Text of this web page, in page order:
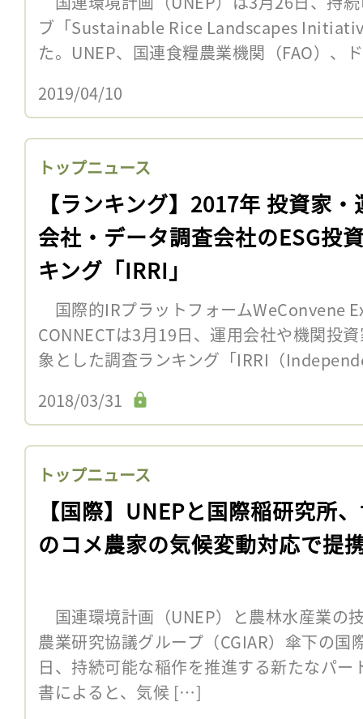
ブ「Sustainable Rice Landscapes
た。UNEP、国連食糧農業機関（FAO）、
2019/04/10
トップニュース
【ランキング】2017年 投資家・
会社・データ調査会社のESG投
キング「IRRI」
国際的IRプラットフォームWeConvene
CONNECTは3月19日、運用会社や機関投
象とした調査ランキング「IRRI（
2018/03/31
トップニュース
【国際】UNEPと国際稲研究所
のコメ農家の気候変動対応で提
国連環境計画（UNEP）と農林水産業の
農業研究協議グループ（CGIAR）傘下の国
日、持続可能な稲作を推進する新たなパ
書によると、気候 […]